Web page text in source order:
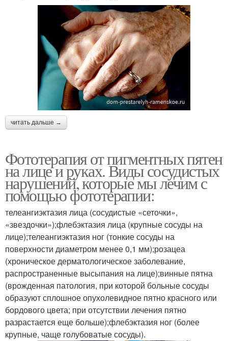
читать дальше →
Фототерапия от пигментных пятен
на лице и руках. Виды сосудистых
нарушений, которые мы лечим с
помощью фототерапии:
телеангиэктазия лица (сосудистые «сеточки»,
«звездочки»);флебэктазия лица (крупные сосуды на
лице);телеангиэктазия ног (тонкие сосуды на
поверхности диаметром менее 0,1 мм);розацеа
(хроническое дерматологическое заболевание,
распространенные высыпания на лице);винные пятна
(врожденная патология, при которой больные сосуды
образуют сплошное опухолевидное пятно красного или
бордового цвета; при отсутствии лечения пятно
разрастается еще больше);флебэктазия ног (более
крупные, чаще голубоватые сосуды).